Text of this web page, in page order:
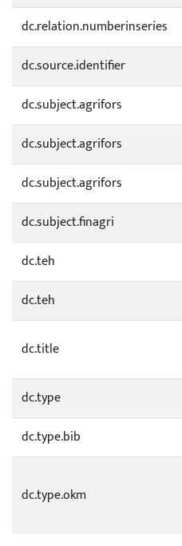
dc.relation.numberinseries
dc.source.identifier
dc.subject.agrifors
dc.subject.agrifors
dc.subject.agrifors
dc.subject.finagri
dc.teh
dc.teh
dc.title
dc.type
dc.type.bib
dc.type.okm